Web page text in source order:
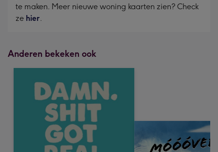
te maken. Meer nieuwe woning kaarten zien? Check
ze hier.
Anderen bekeken ook